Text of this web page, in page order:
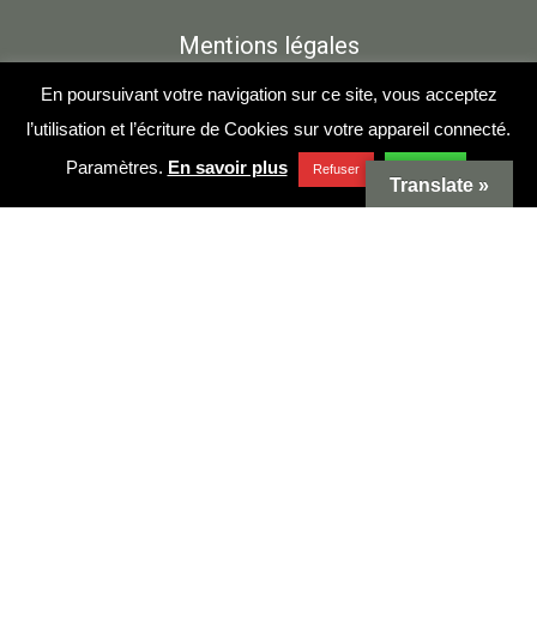
Mentions légales
Facebook
Contact
En poursuivant votre navigation sur ce site, vous acceptez
l’utilisation et l’écriture de Cookies sur votre appareil connecté.
Paramètres. En savoir plus Refuser
Translate »